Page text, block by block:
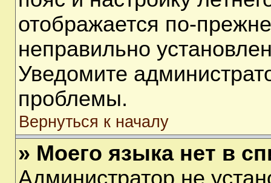
отображается по-
неправильно
Уведомите
проблемы.
Вернуться к началу
» Моего языка нет в
Администратор не